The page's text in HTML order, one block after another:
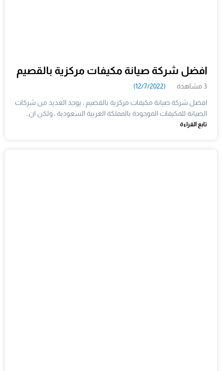
افضل شركة صيانة مكيفات مركزية بالقصيم
3 مشاهدة (12/7/2022)
افضل شركة صيانة مكيفات مركزية بالقصيم ، يوجد العديد من شركات
الصيانة للمكيفات الموجودة بالمملكة العربية السعودية ، ولكن ان…
تابع القراءة